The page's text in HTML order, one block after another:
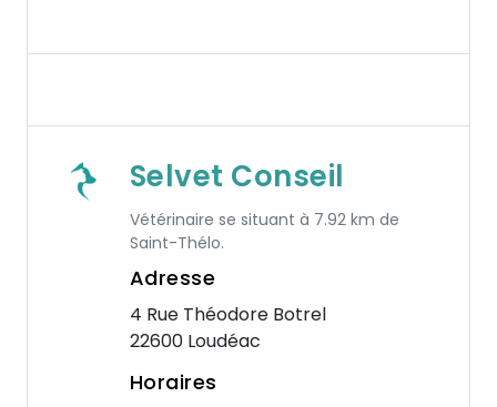
Selvet Conseil
Vétérinaire se situant à 7.92 km de
Saint-Thélo.
Adresse
4 Rue Théodore Botrel
22600 Loudéac
Horaires